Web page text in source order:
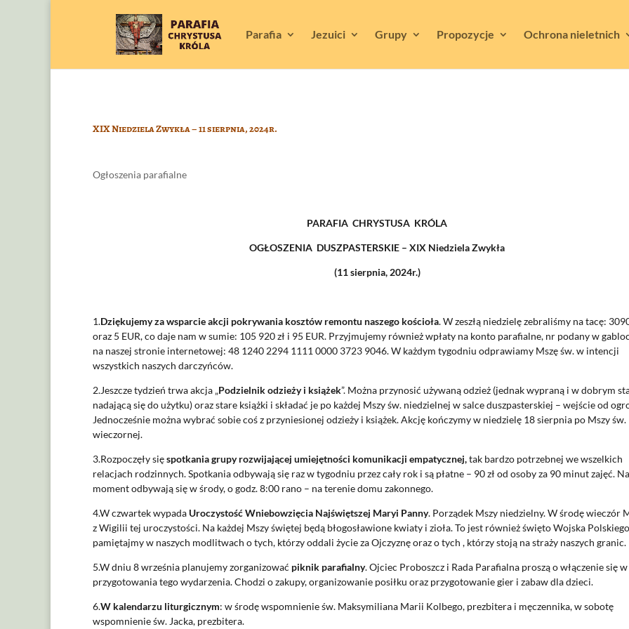
Parafia Jezuici Grupy Propozycje Ochrona nieletnich
XIX Niedziela Zwykła – 11 sierpnia, 2024r.
Ogłoszenia parafialne
PARAFIA CHRYSTUSA KRÓLA
OGŁOSZENIA DUSZPASTERSKIE – XIX Niedziela Zwykła
(11 sierpnia, 2024r.)
1.Dziękujemy za wsparcie akcji pokrywania kosztów remontu naszego kościoła. W zeszłą niedzielę zebraliśmy na tacę:
oraz 5 EUR, co daje nam w sumie: 105 920 zł i 95 EUR. Przyjmujemy również wpłaty na konto parafialne, nr podany w
na naszej stronie internetowej: 48 1240 2294 1111 0000 3723 9046. W każdym tygodniu odprawiamy Mszę św. w intencji
wszystkich naszych darczyńców.
2.Jeszcze tydzień trwa akcja „Podzielnik odzieży i książek”. Można przynosić używaną odzież (jednak wypraną i w dobrym
nadającą się do użytku) oraz stare książki i składać je po każdej Mszy św. niedzielnej w salce duszpasterskiej – wejście od
Jednocześnie można wybrać sobie coś z przyniesionej odzieży i książek. Akcję kończymy w niedzielę 18 sierpnia po Mszy św.
wieczornej.
3.Rozpoczęły sięspotkania grupy rozwijającej umiejętności komunikacji empatycznej,tak bardzo potrzebnej we wszelkich
relacjach rodzinnych. Spotkania odbywają się raz w tygodniu przez cały rok i są płatne – 90 zł od osoby za 90 minut zajęć.
moment odbywają się w środy, o godz. 8:00 rano – na terenie domu zakonnego.
4.W czwartek wypada Uroczystość Wniebowzięcia Najświętszej Maryi Panny. Porządek Mszy niedzielny. W środę wieczór
z Wigilii tej uroczystości. Na każdej Mszy świętej będą błogosławione kwiaty i zioła. To jest również święto Wojska
pamiętajmy w naszych modlitwach o tych, którzy oddali życie za Ojczyznę oraz o tych , którzy stoją na straży naszych granic.
5.W dniu 8 września planujemy zorganizować piknik parafialny. Ojciec Proboszcz i Rada Parafialna proszą o włączenie się
przygotowania tego wydarzenia. Chodzi o zakupy, organizowanie posiłku oraz przygotowanie gier i zabaw dla dzieci.
6.W kalendarzu liturgicznym: w środę wspomnienie św. Maksymiliana Marii Kolbego, prezbitera i męczennika, w sobotę
wspomnienie św. Jacka, prezbitera.